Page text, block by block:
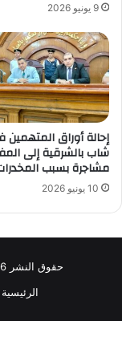
9 يونيو 2026
إحالة أوراق
شاب بالشرقية إلى
مشاجرة بسبب
10 يونيو 2026
حقوق النشر 2026، جميع الحقوق محفوظة © نبأ مصر
الرئيسية